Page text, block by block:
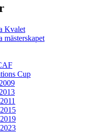
Kvalet
mästerskapet
Cup